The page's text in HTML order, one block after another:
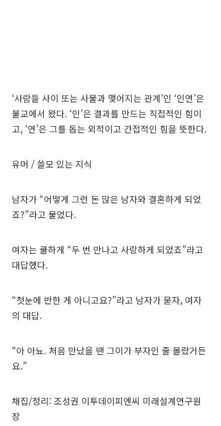
‘사람들 사이 또는 사물과 맺어지는 관계’인 ‘인연’은
불교에서 왔다. ‘인’은 결과를 만드는 직접적인 힘이
고, ‘연’은 그를 돕는 외적이고 간접적인 힘을 뜻한다.
유머 / 쓸모 있는 지식
남자가 “어떻게 그런 돈 많은 남자와 결혼하게 되었
죠?”라고 물었다.
여자는 쿨하게 “두 번 만나고 사랑하게 되었죠”라고
대답했다.
“첫눈에 반한 게 아니고요?”라고 남자가 묻자, 여자
의 대답.
“아 아뇨. 처음 만났을 땐 그이가 부자인 줄 몰랐거든
요.”
채집/정리: 조성권 이투데이피엔씨 미래설계연구원
장